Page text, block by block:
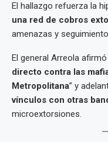
El hallazgo refuerza la
una red de cobros
amenazas y
El general Arreola
directo contra las
Metropolitana” y
vínculos con otras
microextorsiones.